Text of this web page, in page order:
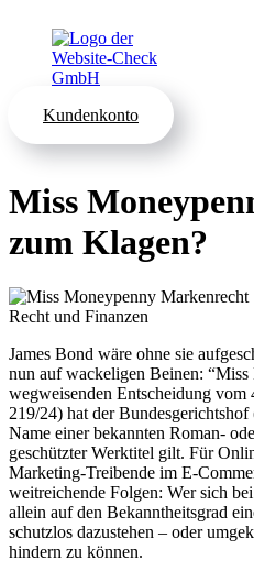
Kundenkonto
Miss
zum Klagen?
James Bond wäre ohne sie
nun auf wackeligen Beinen:
wegweisenden Entscheidung
219/24) hat der
Name einer bekannten Roman-
geschützter Werktitel gilt. Für
Marketing-Treibende im E-
weitreichende Folgen: Wer sich
allein auf den Bekanntheitsgrad
schutzlos dazustehen – oder
hindern zu können.